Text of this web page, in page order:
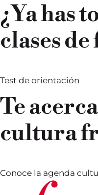
¿Ya has
clases
Test de orientación
Te
cultura
Conoce la agenda